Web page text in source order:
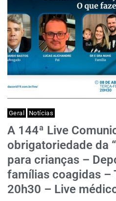
Geral Notícias
A 144ª Live
obrigatoriedade da
para crianças –
famílias coagidas –
20h30 – Live